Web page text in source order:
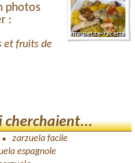
photos
:
et fruits de
cherchaient...
zarzuela facile
espagnole